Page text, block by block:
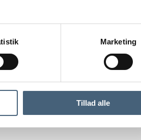
Marketing
Tillad alle
af tag